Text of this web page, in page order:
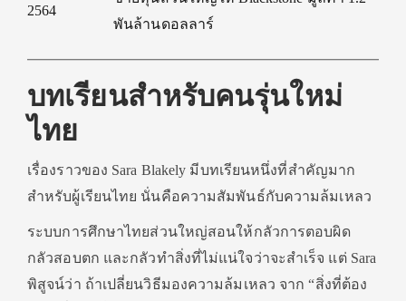
2564
พันล้านดอลลาร์
บทเรียนสำหรับคนรุ่นใหม่
ไทย
เรื่องราวของ Sara Blakely มีบทเรียนหนึ่งที่สำคัญมาก
สำหรับผู้เรียนไทย นั่นคือความสัมพันธ์กับความล้มเหลว
ระบบการศึกษาไทยส่วนใหญ่สอนให้กลัวการตอบผิด
กลัวสอบตก และกลัวทำสิ่งที่ไม่แน่ใจว่าจะสำเร็จ แต่ Sara
พิสูจน์ว่า ถ้าเปลี่ยนวิธีมองความล้มเหลว จาก “สิ่งที่ต้อง